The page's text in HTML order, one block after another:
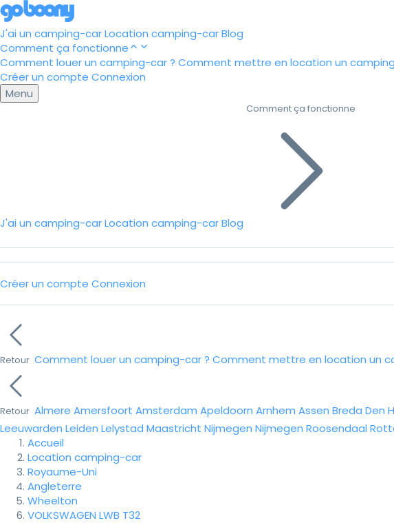
J'ai un camping-carLocation camping-carBlog
Comment ça fonctionne
Comment louer un camping-car ? Comment mettre en location un
Créer un compte Connexion
Menu
J'ai un camping-carLocation camping-carBlog
Comment ça fonctionne
Créer un compte Connexion
Retour Comment louer un camping-car ? Comment mettre en location un
Retour Almere Amersfoort Amsterdam Apeldoorn Arnhem Assen Breda Den
Leeuwarden Leiden Lelystad Maastricht Nijmegen Nijmegen Roosendaal
Accueil
Location camping-car
Royaume-Uni
Angleterre
Wheelton
VOLKSWAGEN LWB T32